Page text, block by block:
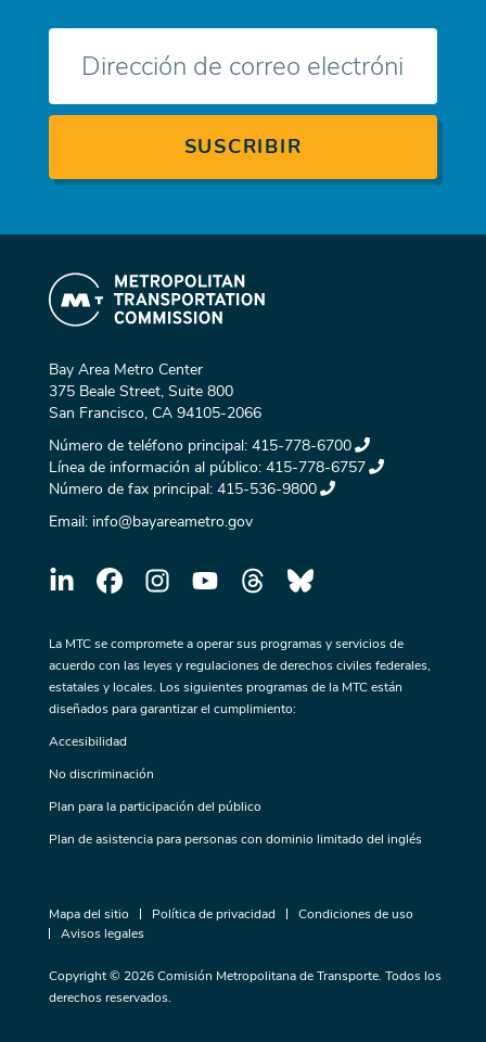
electrónico
Bay Area Metro Center
375 Beale Street, Suite 800
San Francisco, CA 94105-2066
Número de teléfono principal: 415-778-6700
Línea de información al público: 415-778-6757
Número de fax principal: 415-536-9800
Email: info@bayareametro.gov
La MTC se compromete a operar sus programas y servicios de
acuerdo con las leyes y regulaciones de derechos civiles federales,
estatales y locales. Los siguientes programas de la MTC están
diseñados para garantizar el cumplimiento:
Accesibilidad
No discriminación
Plan para la participación del público
Plan de asistencia para personas con dominio limitado del inglés
Mapa del sitio Política de privacidad
Condiciones de uso
Avisos legales
Copyright © 2026 Comisión Metropolitana de Transporte. Todos los
derechos reservados.